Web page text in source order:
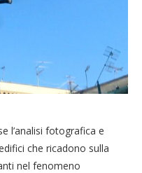
l’analisi fotografica e
che ricadono sulla
nel fenomeno